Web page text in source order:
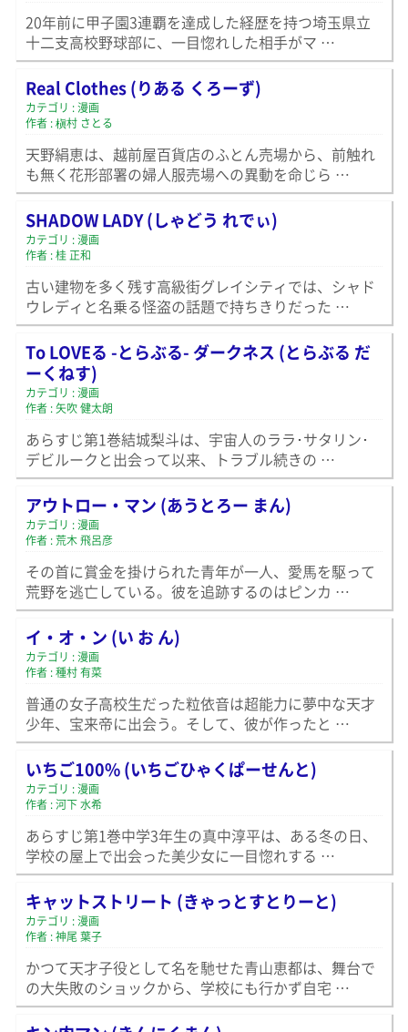
20年前に甲子園3連覇を達成した経歴を持つ埼玉県立
十二支高校野球部に、一目惚れした相手がマ …
Real Clothes (りある くろーず)
カテゴリ : 漫画
作者 : 槇村 さとる
天野絹恵は、越前屋百貨店のふとん売場から、前触れ
も無く花形部署の婦人服売場への異動を命じら …
SHADOW LADY (しゃどう れでぃ)
カテゴリ : 漫画
作者 : 桂 正和
古い建物を多く残す高級街グレイシティでは、シャド
ウレディと名乗る怪盗の話題で持ちきりだった …
To LOVEる -とらぶる- ダークネス (とらぶる だ
ーくねす)
カテゴリ : 漫画
作者 : 矢吹 健太朗
あらすじ第1巻結城梨斗は、宇宙人のララ･サタリン･
デビルークと出会って以来、トラブル続きの …
アウトロー・マン (あうとろー まん)
カテゴリ : 漫画
作者 : 荒木 飛呂彦
その首に賞金を掛けられた青年が一人、愛馬を駆って
荒野を逃亡している。彼を追跡するのはピンカ …
イ・オ・ン (い お ん)
カテゴリ : 漫画
作者 : 種村 有菜
普通の女子高校生だった粒依音は超能力に夢中な天才
少年、宝来帝に出会う。そして、彼が作ったと …
いちご100% (いちごひゃくぱーせんと)
カテゴリ : 漫画
作者 : 河下 水希
あらすじ第1巻中学3年生の真中淳平は、ある冬の日、
学校の屋上で出会った美少女に一目惚れする …
キャットストリート (きゃっとすとりーと)
カテゴリ : 漫画
作者 : 神尾 葉子
かつて天才子役として名を馳せた青山恵都は、舞台で
の大失敗のショックから、学校にも行かず自宅 …